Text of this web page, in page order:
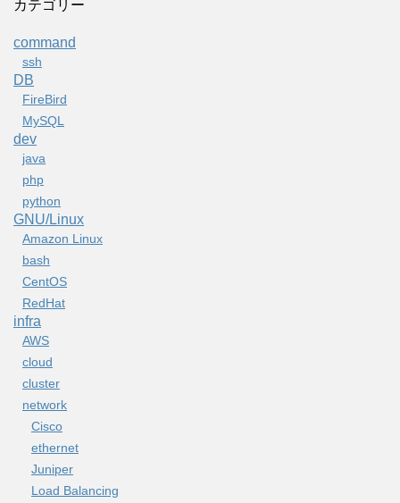
カテゴリー
command
ssh
DB
FireBird
MySQL
dev
java
php
python
GNU/Linux
Amazon Linux
bash
CentOS
RedHat
infra
AWS
cloud
cluster
network
Cisco
ethernet
Juniper
Load Balancing